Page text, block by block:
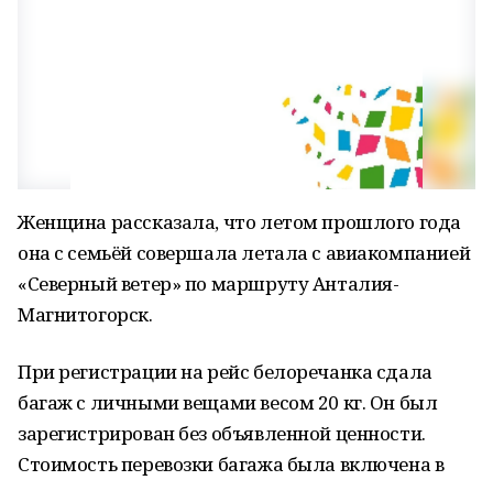
Женщина рассказала, что летом прошлого года
она с семьёй совершала летала с авиакомпанией
«Северный ветер» по маршруту Анталия-
Магнитогорск.
При регистрации на рейс белоречанка сдала
багаж с личными вещами весом 20 кг. Он был
зарегистрирован без объявленной ценности.
Стоимость перевозки багажа была включена в